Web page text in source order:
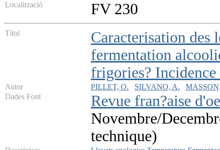
Localització
FV 230
Títol
Caracterisation des
fermentation
frigories?
Autor PILLET, O. SILVANO, A.
Dades Font
Revue fran?aise
Novembre/
technique)